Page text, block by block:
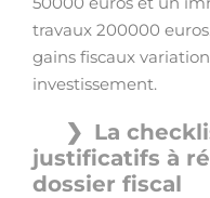
travaux 200000
gains fiscaux
investissement.
La
justificatifs à
dossier fiscal